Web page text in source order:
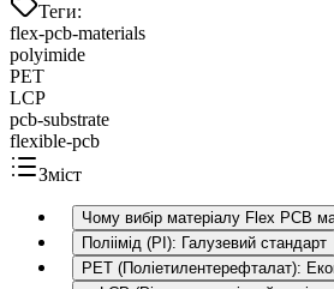
Теги:
flex-pcb-materials
polyimide
PET
LCP
pcb-substrate
flexible-pcb
Зміст
Чому вибір матеріалу Flex PCB
Поліімід (PI): Галузевий стандарт
PET (Поліетилентерефталат):